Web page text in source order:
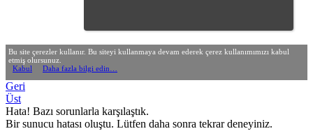
Bu site çerezler kullanır. Bu siteyi kullanmaya devam ederek çerez kullanımımızı kabul
etmiş olursunuz.
Kabul
Daha fazla bilgi edin…
Geri
Üst
Hata! Bazı sorunlarla karşılaştık.
Bir sunucu hatası oluştu. Lütfen daha sonra tekrar deneyiniz.